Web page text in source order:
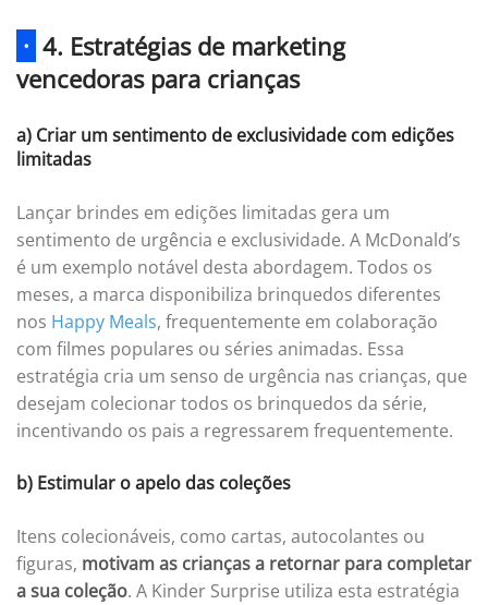
· 4. Estratégias de marketing
vencedoras para crianças
a) Criar um sentimento de exclusividade com edições
limitadas
Lançar brindes em edições limitadas gera um
sentimento de urgência e exclusividade. A McDonald’s
é um exemplo notável desta abordagem. Todos os
meses, a marca disponibiliza brinquedos diferentes
nos Happy Meals, frequentemente em colaboração
com filmes populares ou séries animadas. Essa
estratégia cria um senso de urgência nas crianças, que
desejam colecionar todos os brinquedos da série,
incentivando os pais a regressarem frequentemente.
b) Estimular o apelo das coleções
Itens colecionáveis, como cartas, autocolantes ou
figuras, motivam as crianças a retornar para completar
a sua coleção. A Kinder Surprise utiliza esta estratégia